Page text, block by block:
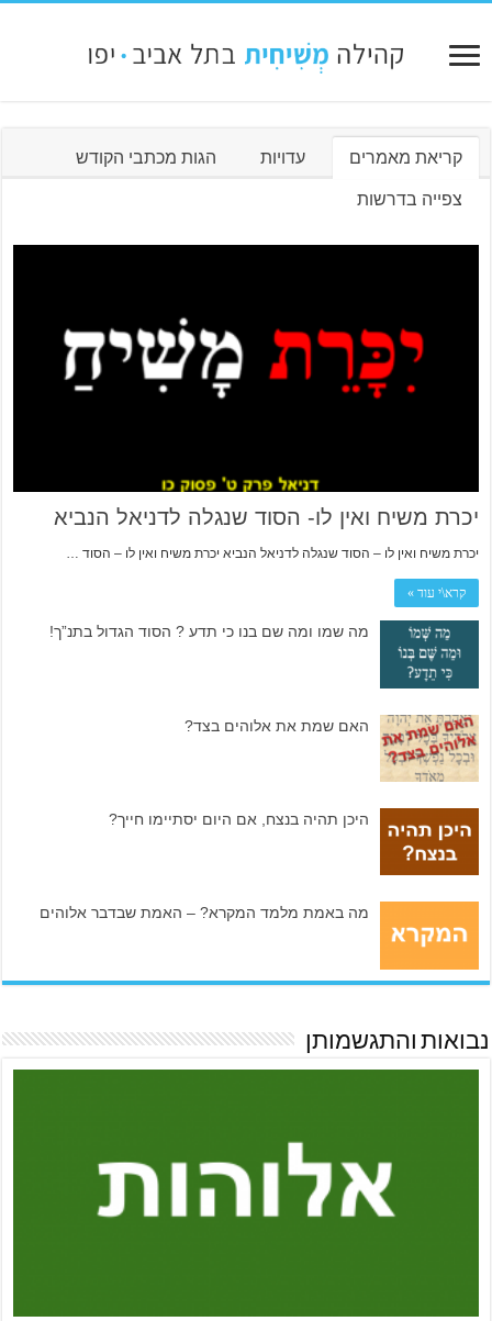
קריאת מאמרים עדויות הגות מכתבי הקודש
צפייה בדרשות
יכרת משיח ואין לו- הסוד שנגלה לדניאל הנביא
יכרת משיח ואין לו – הסוד שנגלה לדניאל הנביא יכרת משיח ואין לו – הסוד …
קרא\י עוד »
מה שמו ומה שם בנו כי תדע ? הסוד הגדול בתנ”ך!
האם שמת את אלוהים בצד?
היכן תהיה בנצח, אם היום יסתיימו חייך?
מה באמת מלמד המקרא? – האמת שבדבר אלוהים
נבואות והתגשמותן